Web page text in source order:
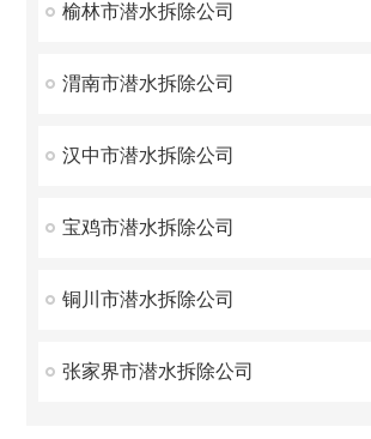
榆林市潜水拆除公司
渭南市潜水拆除公司
汉中市潜水拆除公司
宝鸡市潜水拆除公司
铜川市潜水拆除公司
张家界市潜水拆除公司